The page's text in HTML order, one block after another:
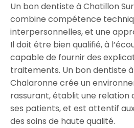
Un bon dentiste à Chatillon
combine compétence
interpersonnelles, et une
Il doit être bien qualifié, à
capable de fournir des
traitements. Un bon dentiste
Chalaronne crée un
rassurant, établit une relation
ses patients, et est attentif
des soins de haute qualité.